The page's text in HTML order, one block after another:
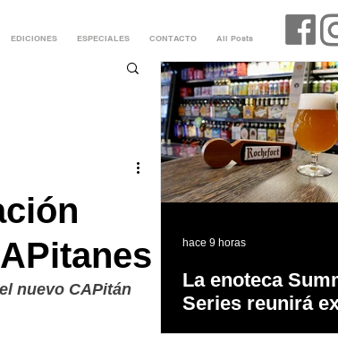
EDICIONES ESPECIALES CONTACTO All Posts
nuevo CAPitán
La enoteca
Series reunirá
hace 9 horas